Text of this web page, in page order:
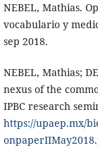
NEBEL, Mathias.
vocabulario y
sep 2018.
NEBEL, Mathias;
nexus of the
IPBC research
https://upaep.mx/